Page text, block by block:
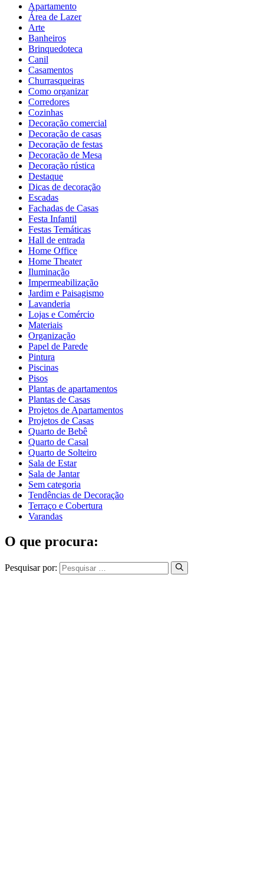
Apartamento
Área de Lazer
Arte
Banheiros
Brinquedoteca
Canil
Casamentos
Churrasqueiras
Como organizar
Corredores
Cozinhas
Decoração comercial
Decoração de casas
Decoração de festas
Decoração de Mesa
Decoração rústica
Destaque
Dicas de decoração
Escadas
Fachadas de Casas
Festa Infantil
Festas Temáticas
Hall de entrada
Home Office
Home Theater
Iluminação
Impermeabilização
Jardim e Paisagismo
Lavanderia
Lojas e Comércio
Materiais
Organização
Papel de Parede
Pintura
Piscinas
Pisos
Plantas de apartamentos
Plantas de Casas
Projetos de Apartamentos
Projetos de Casas
Quarto de Bebê
Quarto de Casal
Quarto de Solteiro
Sala de Estar
Sala de Jantar
Sem categoria
Tendências de Decoração
Terraço e Cobertura
Varandas
O que procura:
Pesquisar por: